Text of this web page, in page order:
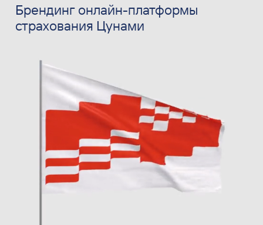
Брендинг онлайн-платформы
страхования Цунами